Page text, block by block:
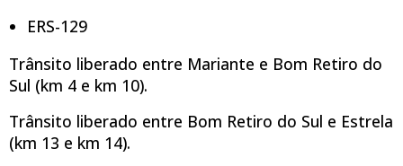
ERS-129
Trânsito liberado entre Mariante e Bom Retiro do
Sul (km 4 e km 10).
Trânsito liberado entre Bom Retiro do Sul e Estrela
(km 13 e km 14).